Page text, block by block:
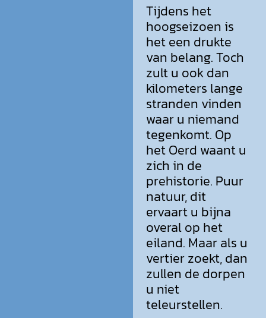
Tijdens het
hoogseizoen is
het een drukte
van belang. Toch
zult u ook dan
kilometers lange
stranden vinden
waar u niemand
tegenkomt. Op
het Oerd waant u
zich in de
prehistorie. Puur
natuur, dit
ervaart u bijna
overal op het
eiland. Maar als u
vertier zoekt, dan
zullen de dorpen
u niet
teleurstellen.